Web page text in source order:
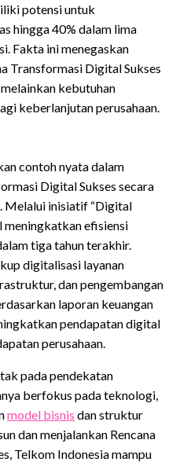
potensi untuk
hingga 40% dalam lima
Fakta ini menegaskan
Transformasi Digital Sukses
kebutuhan
keberlanjutan perusahaan.
contoh nyata dalam
Digital Sukses secara
Melalui inisiatif “Digital
meningkatkan efisiensi
tiga tahun terakhir.
digitalisasi layanan
dan pengembangan
laporan keuangan
pendapatan digital
perusahaan.
pada pendekatan
berfokus pada teknologi,
model bisnis dan struktur
dan menjalankan Rencana
Telkom Indonesia mampu